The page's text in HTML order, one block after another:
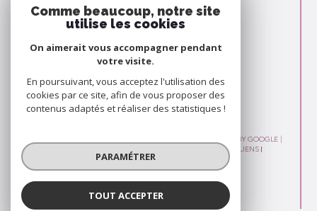
© 2026 | TOUS DROITS RÉSERVÉS | TRADUCTION POWERED BY GOOGLE |
NOS LIENS
POLITIQUE RGPD
Comme beaucoup, notre site
utilise les cookies
On aimerait vous accompagner pendant
votre visite.
En poursuivant, vous acceptez l'utilisation des
cookies par ce site, afin de vous proposer des
contenus adaptés et réaliser des statistiques !
PARAMÉTRER
TOUT ACCEPTER